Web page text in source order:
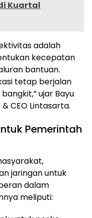
Kuartal
adalah
kecepatan
bantuan.
tetap berjalan
ujar Bayu
CEO Lintasarta.
Pemerintah
jaringan untuk
dalam
meliputi: